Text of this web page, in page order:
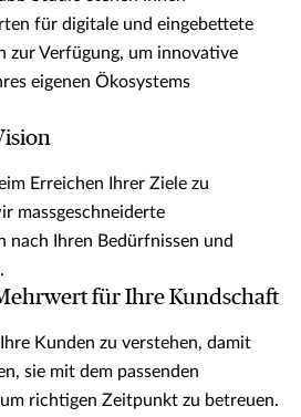
für digitale und eingebettete
zur Verfügung, um innovative
eigenen Ökosystems
Erreichen Ihrer Ziele zu
massgeschneiderte
nach Ihren Bedürfnissen und
für Ihre Kundschaft
Kunden zu verstehen, damit
sie mit dem passenden
richtigen Zeitpunkt zu betreuen.